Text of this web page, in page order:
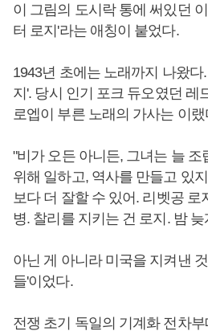
이 그림의 도시락 통에 써있던
터 로지'라는 애칭이 붙었다.
1943년 초에는 노래까지 나왔
지'. 당시 인기 포크 듀오였던 레
로엡이 부른 노래의 가사는 이랬
"비가 오든 아니든, 그녀는 늘 조
위해 일하고, 역사를 만들고 있
보다 더 잘할 수 있어. 리벳공 로
병. 찰리를 지키는 건 로지. 밤
아닌 게 아니라 미국을 지켜낸
들'이었다.
전쟁 초기 독일의 기계화 전차